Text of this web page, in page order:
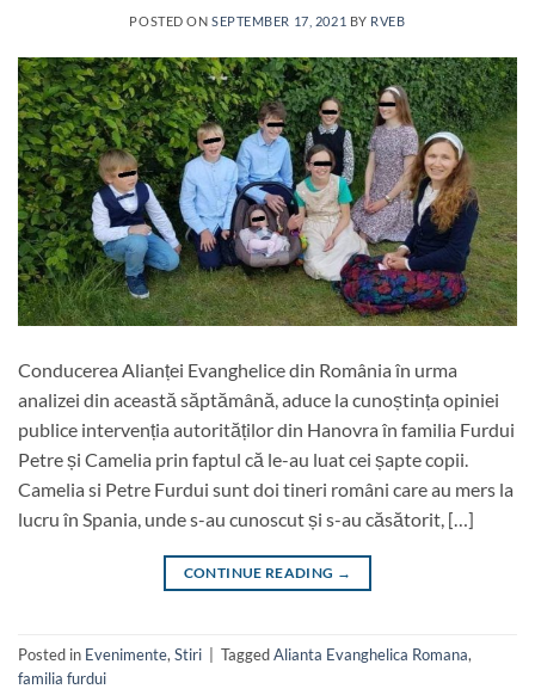
POSTED ON SEPTEMBER 17, 2021 BY RVEB
Conducerea Alianței Evanghelice din România în urma
analizei din această săptămână, aduce la cunoștința opiniei
publice intervenția autorităților din Hanovra în familia Furdui
Petre și Camelia prin faptul că le-au luat cei șapte copii.
Camelia si Petre Furdui sunt doi tineri români care au mers la
lucru în Spania, unde s-au cunoscut și s-au căsătorit, […]
CONTINUE READING →
Posted in Evenimente,Stiri TaggedAlianta Evanghelica Romana,
familia furdui